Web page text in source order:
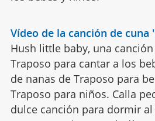
Vídeo de la canción de
Hush little baby, una
Traposo para cantar a los
de nanas de Traposo para
Traposo para niños. Calla
dulce canción para dormir al